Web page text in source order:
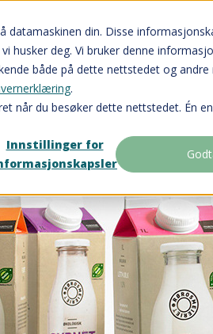
din. Disse
husker deg. Vi bruker denne
både på dette nettstedet og
.
når du besøker dette nettstedet. Én
Innstillinger for